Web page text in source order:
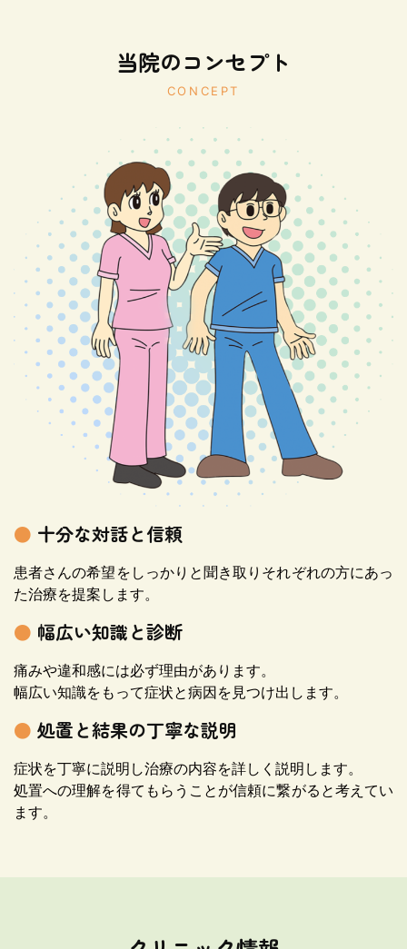
当院のコンセプト
CONCEPT
● 十分な対話と信頼
患者さんの希望をしっかりと聞き取りそれぞれの方にあっ
た治療を提案します。
● 幅広い知識と診断
痛みや違和感には必ず理由があります。
幅広い知識をもって症状と病因を見つけ出します。
● 処置と結果の丁寧な説明
症状を丁寧に説明し治療の内容を詳しく説明します。
処置への理解を得てもらうことが信頼に繋がると考えてい
ます。